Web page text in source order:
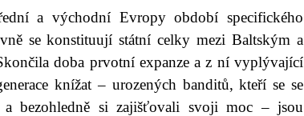
a východní Evropy období specifického
se konstituují státní celky mezi Baltským a
doba prvotní expanze a z ní vyplývající
knížat – urozených banditů, kteří se se
bezohledně si zajišťovali svoji moc – jsou